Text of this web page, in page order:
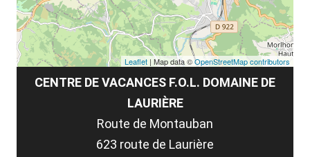
CENTRE DE VACANCES F.O.L. DOMAINE DE
LAURIÈRE
Route de Montauban
623 route de Laurière
Leaflet | Map data ©OpenStreetMap contributors